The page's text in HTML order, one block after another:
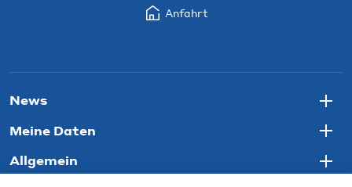
Anfahrt
News
Meine Daten
Allgemein